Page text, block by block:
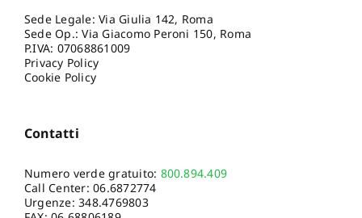
Sede Legale: Via Giulia 142, Roma
Sede Op.: Via Giacomo Peroni 150, Roma
P.IVA: 07068861009
Privacy Policy
Cookie Policy
Contatti
Numero verde gratuito: 800.894.409
Call Center:06.6872774
Urgenze:348.4769803